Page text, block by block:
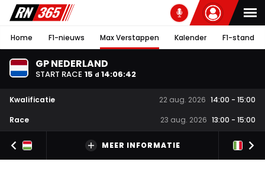
Home F1-nieuws Max Verstappen Kalender F1-stand
GP NEDERLAND
START RACE 15 d 14:06:41
Kwalificatie 22 aug. 2026 14:00 - 15:00
Race
23 aug. 2026 13:00 - 15:00
MEER INFORMATIE